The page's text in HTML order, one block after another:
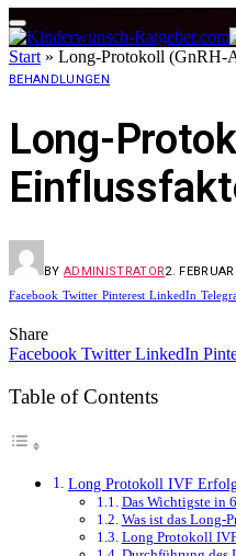
Start » Long-Protokoll (GnRH-
BEHANDLUNGEN
Long-
BY ADMINISTRATOR2.
Facebook Twitter Pinterest LinkedIn
Share
Facebook Twitter LinkedIn
Table of Contents
Long Protokoll IVF
Das Wichtigste in
Was ist das Long-
Long Protokoll